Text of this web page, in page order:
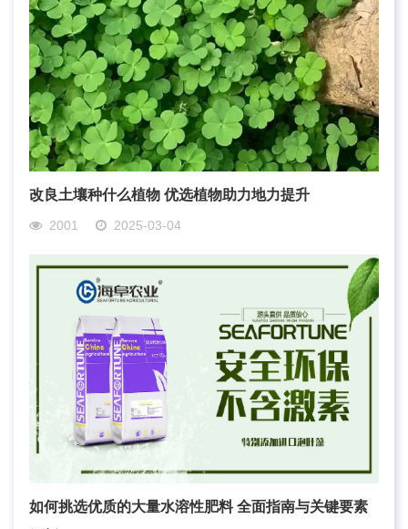
改良土壤种什么植物 优选植物助力地力提升
2001 2025-03-04
如何挑选优质的大量水溶性肥料 全面指南与关键要素